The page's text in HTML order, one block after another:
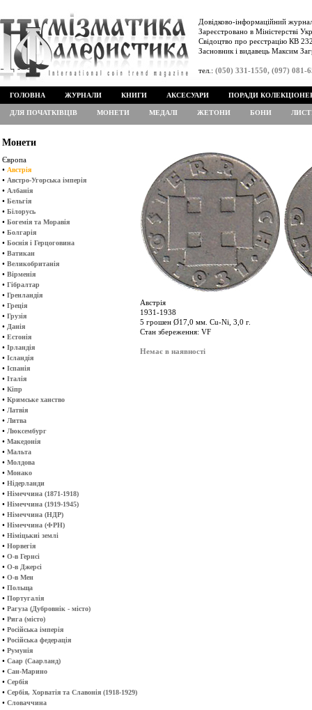
Довідково-інформаційний
Зареєстровано в Міністерстві
Свідоцтво про реєстрацію КВ
Засновник і видавець Максим
тел.: (050) 331-1550, (097) 081-
ГОЛОВНА ЖУРНАЛИ КНИГИ АКСЕСУАРИ ПОРАДИ
ДЛЯ ПОЧАТКІВЦІВ МОНЕТИ МЕДАЛІ ЖЕТОНИ БОНИ
Монети
Європа
• Австрія
• Австро-Угорська імперія
• Албанія
• Бельгія
• Білорусь
• Богемія та Моравія
• Болгарія
• Боснія і Герцоговина
• Ватикан
• Великобританія
• Вірменія
• Гібралтар
• Гренландія
• Греція
• Грузія
• Данія
• Естонія
• Ірландія
• Ісландія
• Іспанія
• Італія
• Кіпр
• Кримське ханство
• Латвія
• Литва
• Люксембург
• Македонія
• Мальта
• Молдова
• Монако
• Нідерланди
• Німеччина (1871-1918)
• Німеччина (1919-1945)
• Німеччина (НДР)
• Німеччина (ФРН)
• Німіцькиі землі
• Норвегія
• О-в Гернсі
• О-в Джерсі
• О-в Мен
• Польща
• Португалія
• Рагуза (Дубровнік - місто)
• Рига (місто)
• Російська імперія
• Російська федерація
• Румунія
• Саар (Саарланд)
• Сан-Марино
• Сербія
• Сербія, Хорватія та Славонія (1918-1929)
• Словаччина
Австрія
1931-1938
5 грошен Ø17,0 мм. Cu-Ni, 3,0 г.
Стан збереження: VF
Немає в наявності